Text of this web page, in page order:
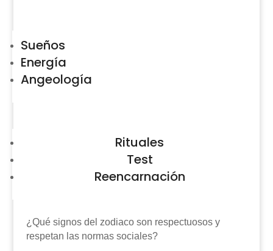
Sueños
Energía
Angeología
Rituales
Test
Reencarnación
¿Qué signos del zodiaco son respectuosos y
respetan las normas sociales?